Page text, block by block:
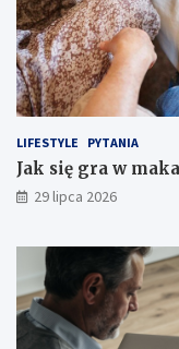
LIFESTYLE PYTANIA
Jak się gra w
29 lipca 2026